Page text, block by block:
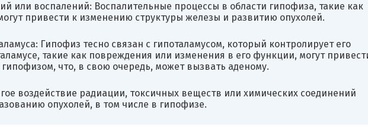
или воспалений: Воспалительные процессы в области гипофиза, такие как
привести к изменению структуры железы и развитию опухолей.
Гипофиз тесно связан с гипоталамусом, который контролирует его
такие как повреждения или изменения в его функции, могут
что, в свою очередь, может вызвать аденому.
воздействие радиации, токсичных веществ или химических соединений
опухолей, в том числе в гипофизе.